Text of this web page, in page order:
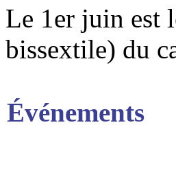
Le 1er juin est
bissextile) du
Événements